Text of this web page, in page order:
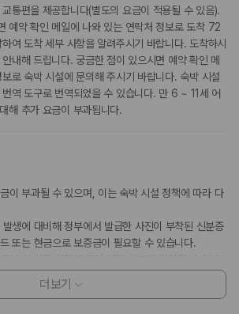
통편을 제공합니다(별도의 요금이 적용될 수 있음).
예약 확인 메일에 나와 있는 연락처 정보로 도착 72
여 도착 세부 사항을 알려주시기 바랍니다. 도착하시
내해 드립니다. 궁금한 점이 있으시면 예약 확인 메
로 숙박 시설에 문의해 주시기 바랍니다. 숙박 시설
역 도구로 번역되었을 수 있습니다. 만 6 ~ 11세 어
해 추가 요금이 부과됩니다.
이 부과될 수 있으며, 이는 숙박 시설 정책에 따라 다
생에 대비해 정부에서 발급한 사진이 부착된 신분증
또는 현금으로 보증금이 필요할 수 있습니다.
수 있습니다. 또한, 반드시 보장되지는 않습니다.
해 체크인 시 제시하는 신용카드상의 이름은 객실 예
더보기